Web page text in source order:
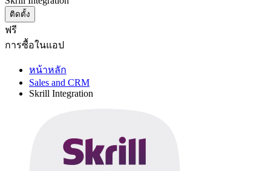
ติดตั้ง
ฟรี
การซื้อในแอป
หน้าหลัก
Sales and CRM
Skrill Integration